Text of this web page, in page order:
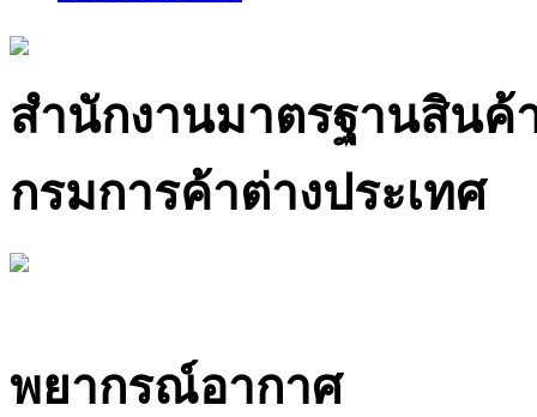
สำนักงานมาตรฐานสินค้
กรมการค้าต่างประเทศ
พยากรณ์อากาศ